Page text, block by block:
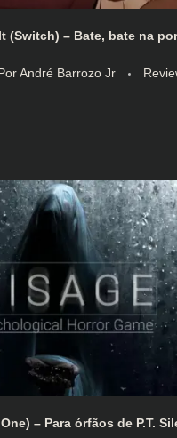
(Switch) – Bate, bate na
André Barrozo Jr
– Para órfãos de P.T.